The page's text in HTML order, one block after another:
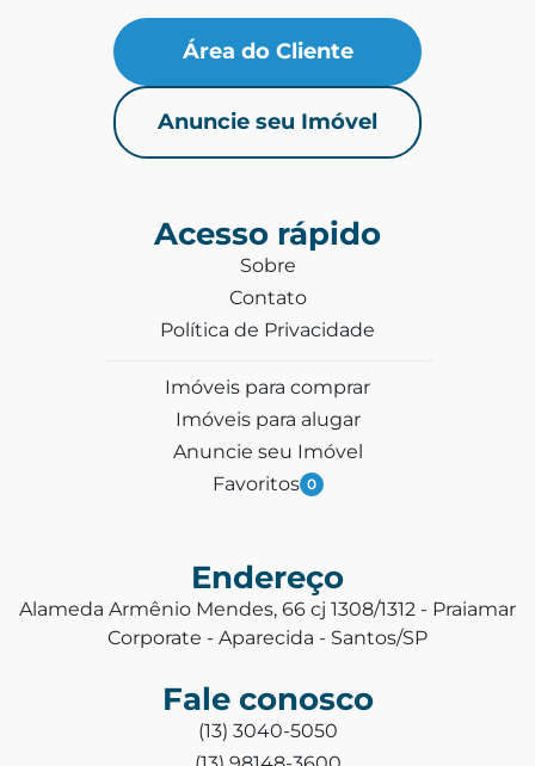
Área do Cliente
Anuncie seu Imóvel
Acesso rápido
Sobre
Contato
Política de Privacidade
Imóveis para comprar
Imóveis para alugar
Anuncie seu Imóvel
Favoritos 0
Endereço
Alameda Armênio Mendes, 66 cj 1308/1312 - Praiamar
Corporate - Aparecida - Santos/SP
Fale conosco
(13) 3040-5050